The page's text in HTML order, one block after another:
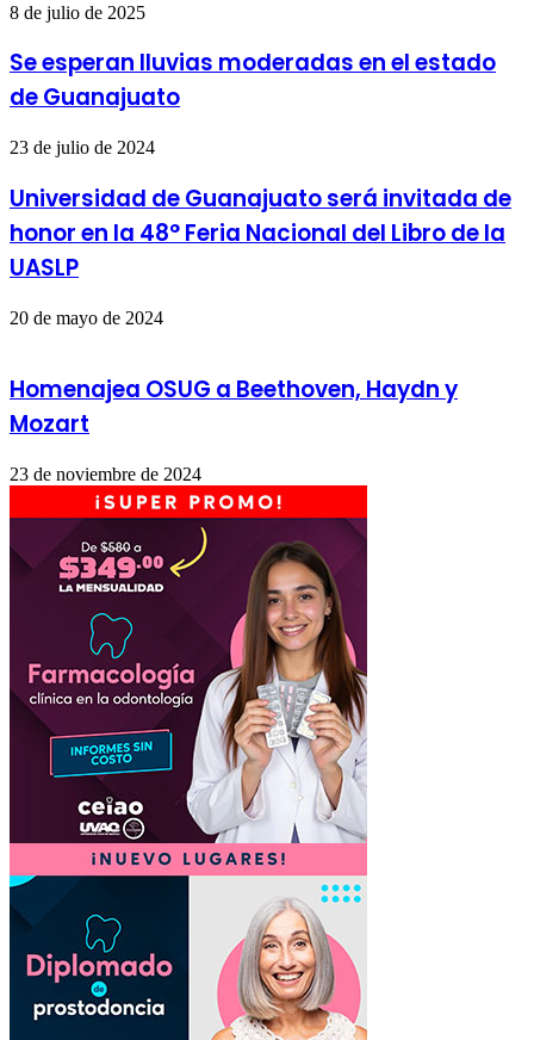
8 de julio de 2025
Se esperan lluvias moderadas en el estado
de Guanajuato
23 de julio de 2024
Universidad de Guanajuato será invitada de
honor en la 48° Feria Nacional del Libro de la
UASLP
20 de mayo de 2024
Homenajea OSUG a Beethoven, Haydn y
Mozart
23 de noviembre de 2024